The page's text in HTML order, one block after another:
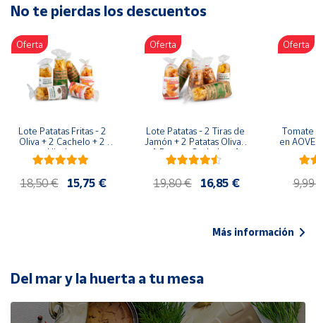
Artesanía
Oficina y
Papelería
Para Canarias,
Ceuta y Melilla
populares
Bono
Cultural
de Correos
Market
No te pierdas los descuentos
Oferta
Lote Patatas Fritas - 2
Oliva + 2 Cachelo + 2
Hierbas
18,50 € 15,75 €
Oferta
Lote Patatas - 2 Tiras de
Jamón + 2 Patatas Oliva +
1 Patatas Cachelo + 1
Patatas Hierbas
19,80 € 16,85 €
Oferta
en
Más información
Del mar y la huerta a tu mesa